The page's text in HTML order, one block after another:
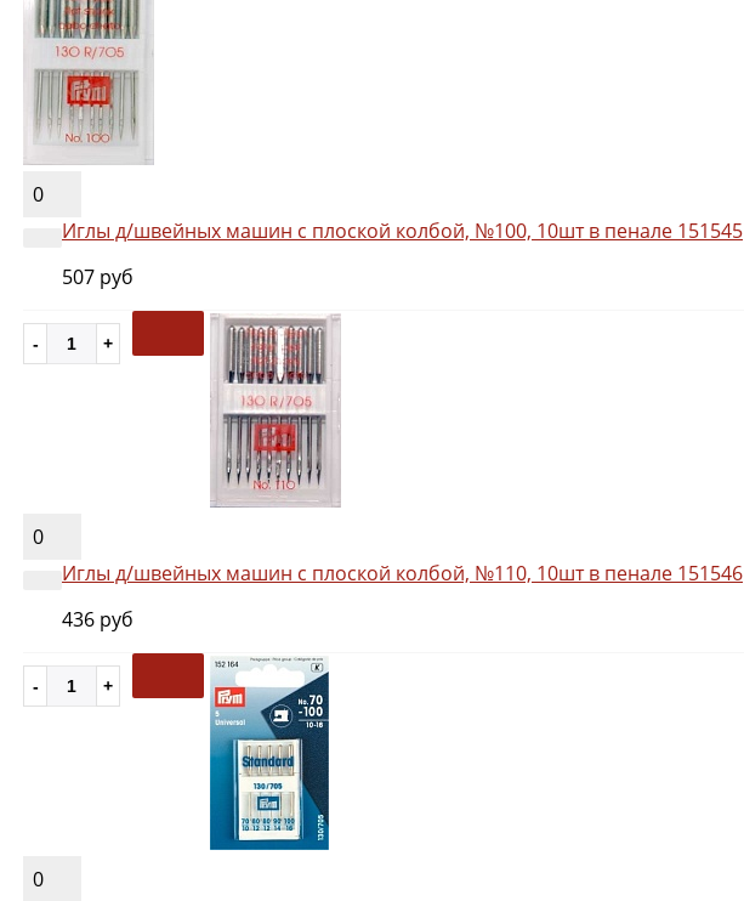
0
Иглы д/швейных машин с плоской колбой, №100, 10шт в пенале 151545
507 руб
0
Иглы д/швейных машин с плоской колбой, №110, 10шт в пенале 151546
436 руб
0